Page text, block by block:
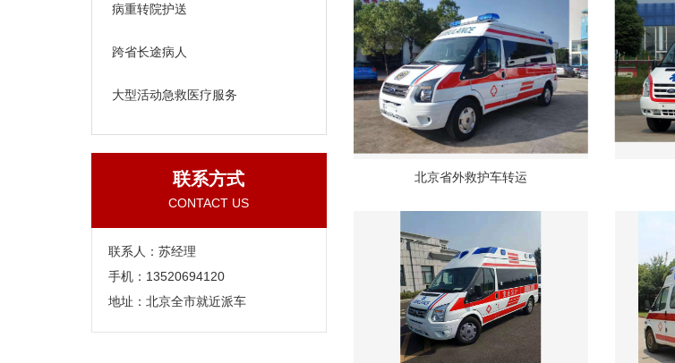
病重转院护送
跨省长途病人
大型活动急救医疗服务
联系方式
CONTACT US
联系人：苏经理
手机：13520694120
地址：北京全市就近派车
北京省外救护车转运